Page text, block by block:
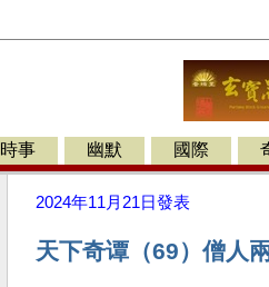
時事 幽默 國際
2024年11月21日發表
天下奇谭（69）僧人